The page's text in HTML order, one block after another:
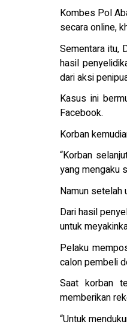
Kombes Pol
secara online,
Sementara itu,
hasil
dari aksi
Kasus ini
Facebook.
Korban
“Korban
yang mengaku
Namun setelah
Dari hasil
untuk
Pelaku
calon pembeli
Saat korban
memberikan
“Untuk